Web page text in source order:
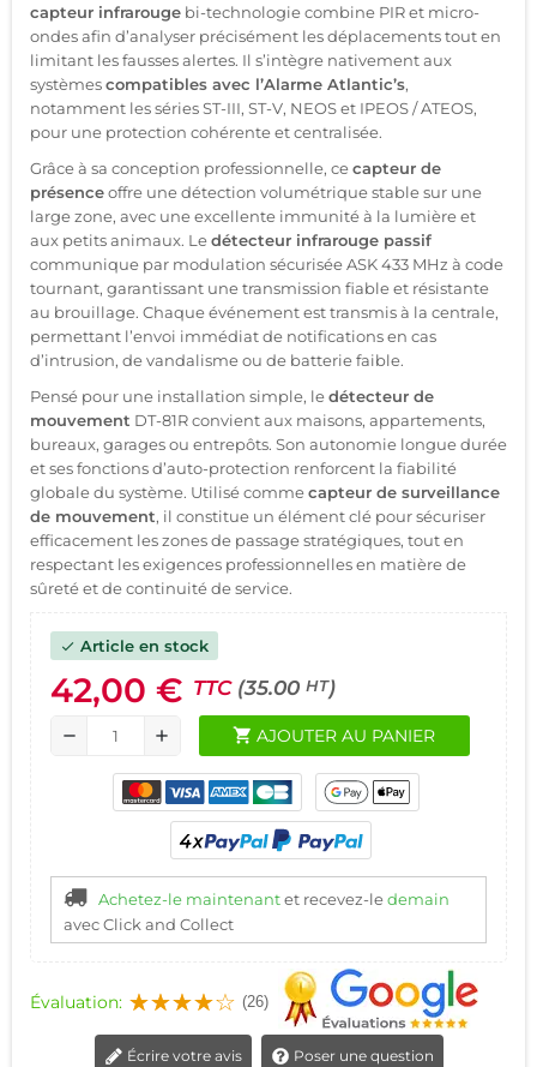
capteur infrarouge bi-technologie combine PIR et micro-
ondes afin d’analyser précisément les déplacements tout en
limitant les fausses alertes. Il s’intègre nativement aux
systèmescompatibles avec l’Alarme Atlantic’s,
notamment les séries ST-III, ST-V, NEOS et IPEOS / ATEOS,
pour une protection cohérente et centralisée.
Grâce à sa conception professionnelle, cecapteur de
présenceoffre une détection volumétrique stable sur une
large zone, avec une excellente immunité à la lumière et
aux petits animaux. Ledétecteur infrarouge passif
communique par modulation sécurisée ASK 433 MHz à code
tournant, garantissant une transmission fiable et résistante
au brouillage. Chaque événement est transmis à la centrale,
permettant l’envoi immédiat de notifications en cas
d’intrusion, de vandalisme ou de batterie faible.
Pensé pour une installation simple, ledétecteur de
mouvement DT-81R convient aux maisons, appartements,
bureaux, garages ou entrepôts. Son autonomie longue durée
et ses fonctions d’auto-protection renforcent la fiabilité
globale du système. Utilisé commecapteur de surveillance
de mouvement, il constitue un élément clé pour sécuriser
efficacement les zones de passage stratégiques, tout en
respectant les exigences professionnelles en matière de
sûreté et de continuité de service.
check Article en stock
42,00 € TTC (35.00 HT)
remove add shopping_cart AJOUTER AU PANIER
Achetez-le maintenantet recevez-ledemain
avec Click and Collect
Évaluation: (26)
Écrire votre avis Poser une question